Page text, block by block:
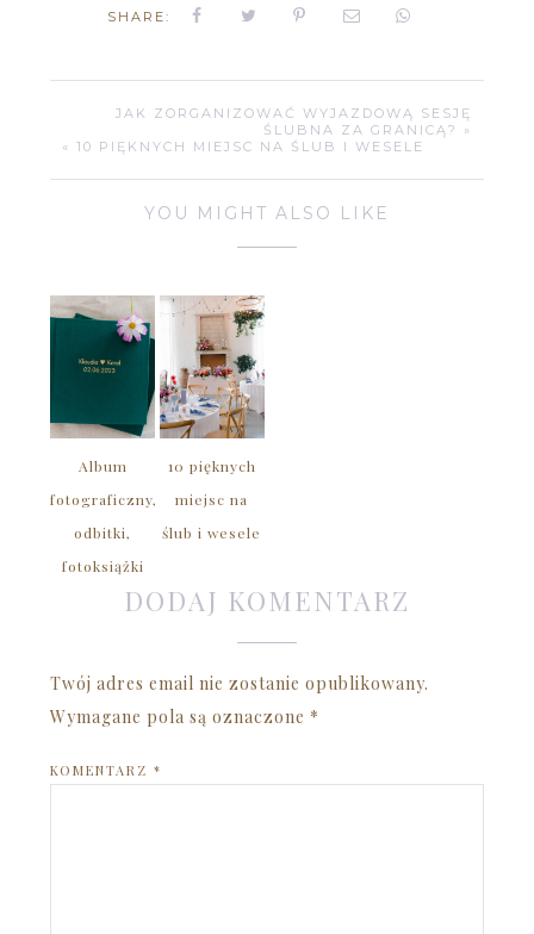
SHARE:
JAK ZORGANIZOWAĆ WYJAZDOWĄ SESJĘ
ŚLUBNA ZA GRANICĄ? »
« 10 PIĘKNYCH MIEJSC NA ŚLUB I WESELE
YOU MIGHT ALSO LIKE
Album
fotograficzny,
odbitki,
fotoksiążki
10 pięknych
miejsc na
ślub i wesele
DODAJ KOMENTARZ
Twój adres email nie zostanie opublikowany.
Wymagane pola są oznaczone *
KOMENTARZ*